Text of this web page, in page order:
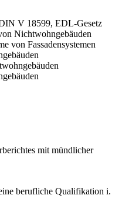
V 18599, EDL-Gesetz
Nichtwohngebäuden
von Fassadensystemen
mit mündlicher
berufliche Qualifikation i.